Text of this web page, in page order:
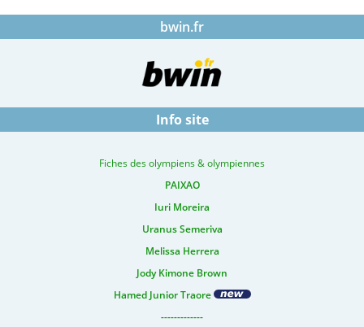
bwin.fr
Info site
Fiches des olympiens & olympiennes
PAIXAO
Iuri Moreira
Uranus Semeriva
Melissa Herrera
Jody Kimone Brown
Hamed Junior Traore
-------------